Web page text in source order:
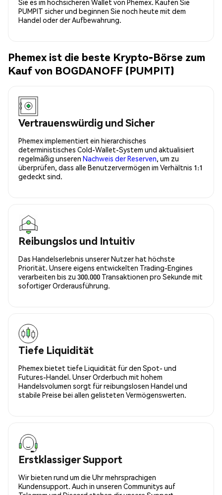
Sie es im hochsicheren Wallet von Phemex. Kaufen Sie
PUMPIT sicher und beginnen Sie noch heute mit dem
Handel oder der Aufbewahrung.
Phemex ist die beste Krypto-Börse zum
Kauf von BOGDANOFF (PUMPIT)
Vertrauenswürdig und Sicher
Phemex implementiert ein hierarchisches
deterministisches Cold-Wallet-System und aktualisiert
regelmäßig unseren Nachweis der Reserven, um zu
überprüfen, dass alle Benutzervermögen im Verhältnis 1:1
gedeckt sind.
Reibungslos und Intuitiv
Das Handelserlebnis unserer Nutzer hat höchste
Priorität. Unsere eigens entwickelten Trading-Engines
verarbeiten bis zu 300.000 Transaktionen pro Sekunde mit
sofortiger Orderausführung.
Tiefe Liquidität
Phemex bietet tiefe Liquidität für den Spot- und
Futures-Handel. Unser Orderbuch mit hohem
Handelsvolumen sorgt für reibungslosen Handel und
stabile Preise bei allen gelisteten Vermögenswerten.
Erstklassiger Support
Wir bieten rund um die Uhr mehrsprachigen
Kundensupport. Auch in unseren Communitys auf